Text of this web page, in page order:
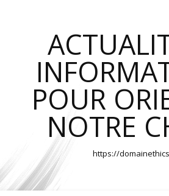
POUR
NOTRE
https://